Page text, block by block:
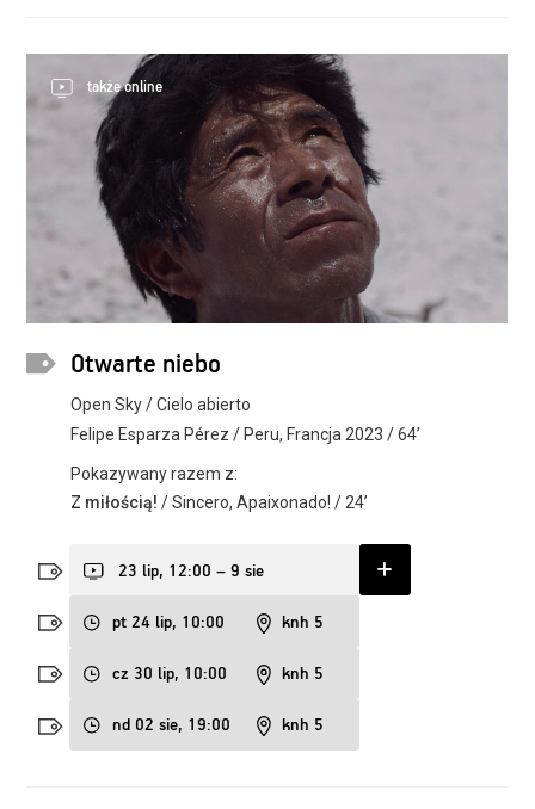
także online
Otwarte niebo
Open Sky / Cielo abierto
Felipe Esparza Pérez / Peru, Francja 2023 / 64’
Pokazywany razem z:
Z miłością! / Sincero, Apaixonado! / 24’
pt 24 lip, 10:00 knh 5
cz 30 lip, 10:00 knh 5
nd 02 sie, 19:00 knh 5
23 lip, 12:00 – 9 sie